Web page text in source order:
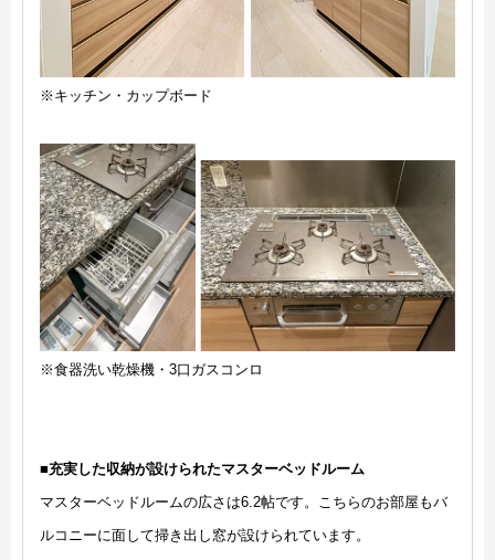
※キッチン・カップボード
※食器洗い乾燥機・3口ガスコンロ
■充実した収納が設けられたマスターベッドルーム
マスターベッドルームの広さは6.2帖です。こちらのお部屋もバ
ルコニーに面して掃き出し窓が設けられています。